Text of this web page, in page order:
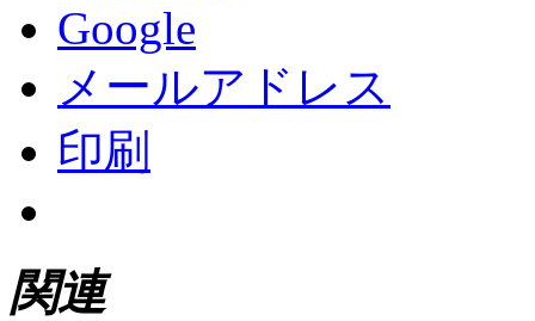
Google
メールアドレス
印刷
関連